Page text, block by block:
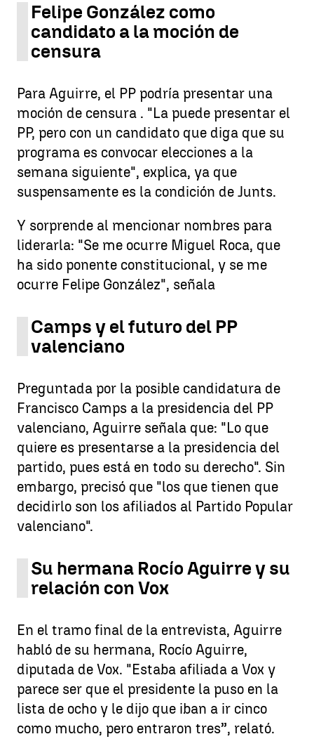
Felipe González como
candidato a la moción de
censura
Para Aguirre, el PP podría presentar una
moción de censura . "La puede presentar el
PP, pero con un candidato que diga que su
programa es convocar elecciones a la
semana siguiente", explica, ya que
suspensamente es la condición de Junts.
Y sorprende al mencionar nombres para
liderarla: "Se me ocurre Miguel Roca, que
ha sido ponente constitucional, y se me
ocurre Felipe González", señala
Camps y el futuro del PP
valenciano
Preguntada por la posible candidatura de
Francisco Camps a la presidencia del PP
valenciano, Aguirre señala que: "Lo que
quiere es presentarse a la presidencia del
partido, pues está en todo su derecho". Sin
embargo, precisó que "los que tienen que
decidirlo son los afiliados al Partido Popular
valenciano".
Su hermana Rocío Aguirre y su
relación con Vox
En el tramo final de la entrevista, Aguirre
habló de su hermana, Rocío Aguirre,
diputada de Vox. "Estaba afiliada a Vox y
parece ser que el presidente la puso en la
lista de ocho y le dijo que iban a ir cinco
como mucho, pero entraron tres”, relató.